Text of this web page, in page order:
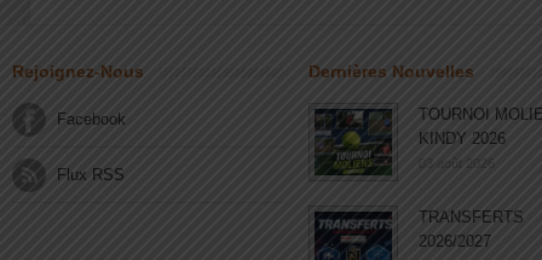
Rejoignez-Nous
Facebook
Flux RSS
Dernières Nouvelles
TOURNOI
KINDY 2026
03 août 2026
TRANSFERTS
2026/2027